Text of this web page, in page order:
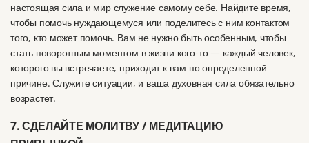
настоящая сила и мир служение самому себе. Найдите время,
чтобы помочь нуждающемуся или поделитесь с ним контактом
того, кто может помочь. Вам не нужно быть особенным, чтобы
стать поворотным моментом в жизни кого-то — каждый человек,
которого вы встречаете, приходит к вам по определенной
причине. Служите ситуации, и ваша духовная сила обязательно
возрастет.
7. СДЕЛАЙТЕ МОЛИТВУ / МЕДИТАЦИЮ